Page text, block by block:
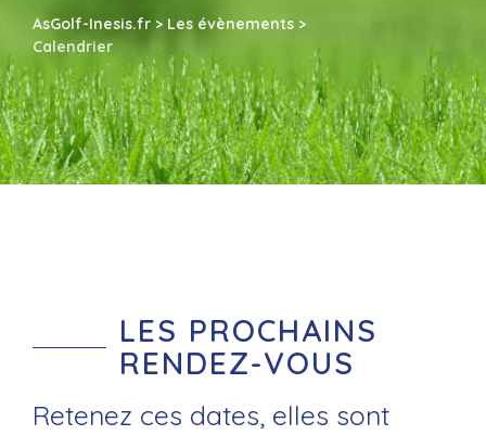
AsGolf-Inesis.fr > Les évènements >
Calendrier
LES PROCHAINS
RENDEZ-VOUS
Retenez ces dates, elles sont